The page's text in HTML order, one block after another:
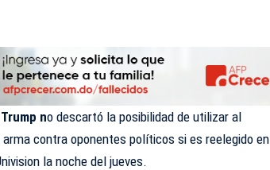
no descartó la posibilidad de utilizar al
arma contra oponentes políticos si es reelegido en
la noche del jueves.